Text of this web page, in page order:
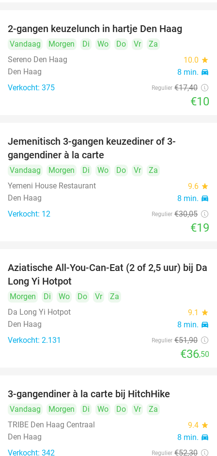
2-gangen keuzelunch in hartje Den Haag
Vandaag Morgen Di Wo Do Vr
Za
Sereno Den Haag
10.0 star
Den Haag 8 min. directions_car
Verkocht: 375 Regulier €17,40
€10
Jemenitisch 3-gangen keuzediner of 3-
gangendiner à la carte
Vandaag Morgen Di Wo Do Vr
Za
Yemeni House Restaurant
9.6 star
Den Haag 8 min. directions_car
Verkocht: 12 Regulier €30,05
€19
30%
Aziatische All-You-Can-Eat (2 of 2,5 uur) bij Da
Long Yi Hotpot
Morgen Di Wo Do Vr
Za
Da Long Yi Hotpot
9.1 star
Den Haag 8 min. directions_car
Verkocht: 2.131 Regulier €51,90
€36,50
3-gangendiner à la carte bij HitchHike
Vandaag Morgen Di Wo Do Vr
Za
TRIBE Den Haag Centraal
9.4 star
Den Haag 8 min. directions_car
Verkocht: 342 Regulier €52,30